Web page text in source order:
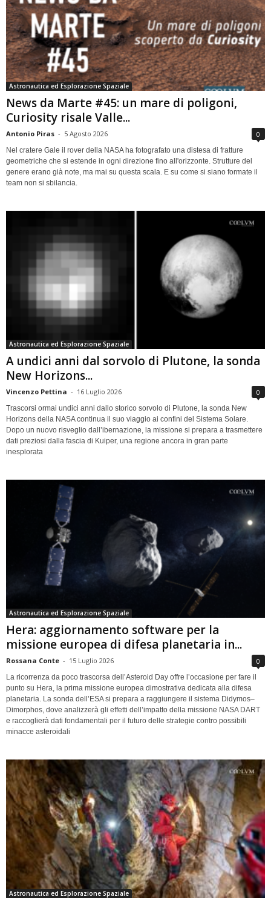
Astronautica ed Esplorazione Spaziale
News da Marte #45: un mare di poligoni,
Curiosity risale Valle...
Antonio Piras - 5 Agosto 2026 0
Nel cratere Gale il rover della NASA ha fotografato una distesa di fratture
geometriche che si estende in ogni direzione fino all'orizzonte. Strutture del
genere erano già note, ma mai su questa scala. E su come si siano formate il
team non si sbilancia.
Astronautica ed Esplorazione Spaziale
A undici anni dal sorvolo di Plutone, la sonda
New Horizons...
Vincenzo Pettina - 16 Luglio 2026 0
Trascorsi ormai undici anni dallo storico sorvolo di Plutone, la sonda New
Horizons della NASA continua il suo viaggio ai confini del Sistema Solare.
Dopo un nuovo risveglio dall’ibernazione, la missione si prepara a trasmettere
dati preziosi dalla fascia di Kuiper, una regione ancora in gran parte
inesplorata
Astronautica ed Esplorazione Spaziale
Hera: aggiornamento software per la
missione europea di difesa planetaria in...
Rossana Conte - 15 Luglio 2026 0
La ricorrenza da poco trascorsa dell’Asteroid Day offre l’occasione per fare il
punto su Hera, la prima missione europea dimostrativa dedicata alla difesa
planetaria. La sonda dell’ESA si prepara a raggiungere il sistema Didymos–
Dimorphos, dove analizzerà gli effetti dell’impatto della missione NASA DART
e raccoglierà dati fondamentali per il futuro delle strategie contro possibili
minacce asteroidali
Astronautica ed Esplorazione Spaziale